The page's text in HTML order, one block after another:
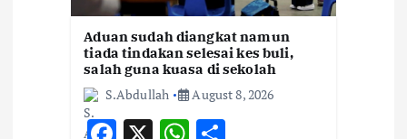
Aduan sudah diangkat namun
tiada tindakan selesai kes buli,
salah guna kuasa di sekolah
S.Abdullah
August 8, 2026